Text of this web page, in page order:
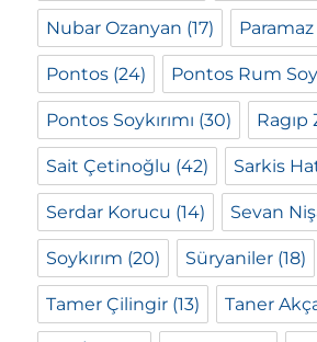
Nubar Ozanyan (17) Paramaz
Pontos (24) Pontos Rum
Pontos Soykırımı (30) Ragıp
Sait Çetinoğlu (42) Sarkis
Serdar Korucu (14) Sevan
Soykırım (20) Süryaniler (18)
Tamer Çilingir (13) Taner